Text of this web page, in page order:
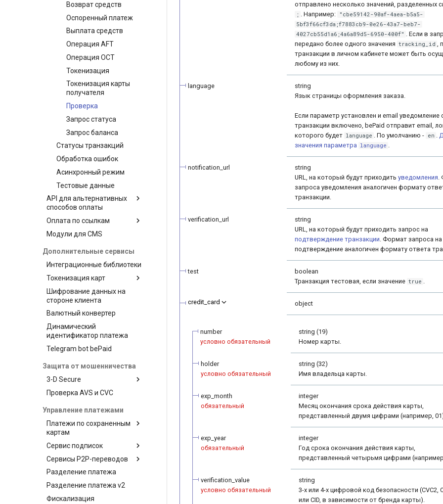
МТС Деньги
МТС Деньги 2
NetBanking
ЧАСТКАМI (онлайн-
кредит Паритетбанк)
PayU
QPay
QIWI Кошелек
Прием платежей через
терминалы QIWI
SberPay
Система Быстрых
Платежей (SBP)
SlickPay (deeplink)
публичного ключа
Получение токена
платежа
Кастомизация
виджета и платежной
страницы
Базовая кастомизация
Углубленная
кастомизация
Запуск виджета с
данными из веб-формы
Перенаправление
клиента на страницу
магазина
Запрос статуса
транзакции по токену
Возврат средств
Оспоренный платеж
Выплата средств
Операция AFT
Операция OCT
Токенизация
Токенизация карты
получателя
Проверка
Запрос статуса
Запрос баланса
Статусы транзакций
Обработка ошибок
Асинхронный режим
Тестовые данные
API для альтернативных
способов оплаты
Типы транзакций
Оплата
Выплата средств
транзакции
Доказательство
транзакции
Запрос статуса
Запрос баланса
Запрос валют и сетей
Статусы транзакций
уведомления
Тестирование
Оплата по ссылкам
Управление продуктами и
кабинете
Управление продуктами и
Модули для CMS
Дополнительные сервисы
Интеграционные библиотеки
Токенизация карт
Сервис токенизации от
провайдера
Visa Token Service
Изображения платежных
карт
Шифрование данных на
стороне клиента
Валютный конвертер
Динамический
идентификатор платежа
Telegram bot bePaid
Защита от мошенничества
3-D Secure
3-D Secure version 1
Проверка AVS и CVC
Управление платежами
Платежи по сохраненным
картам
Запрос на взимание
Сервис подписок
Планы
Клиенты
Подписки
Сервисы P2P-переводов
API для P2P-переводов
Платежная страница для
Разделение платежа
Разделение платежа v2
Фискализация
отправлено несколько значений, разделенных
; . Например:
"cbe59142-90af-4aea-b5a5-
5bf3f66cf3da;f7883cb9-0e26-43a7-beb7-
4027cb55d1a6;4a6a89d5-6950-400f"
. Если в
передано более одного значения tracking_id
,
транзакции в личном кабинете может быть
любому из них.
language
string
Язык страницы оформления заказа.
Если параметр установлен и email уведомление
транзакции включено, bePaid отправит email,
которого будет language . По умолчанию - en
значения параметра language
notification_url
string
URL, на который будут приходить уведомления
запроса уведомления аналогичен формату
транзакции.
verification_url
string
URL, на который будут приходить запрос на
подтверждение транзакции . Формат запроса на
подтверждение аналогичен формату ответа
test
boolean
Транзакция тестовая, если значение true
credit_card object
number
условно обязательный
string (19)
Номер карты.
holder
условно обязательный
string (32)
Имя владельца карты.
exp_month
обязательный
integer
Месяц окончания срока действия карты,
представленный двумя цифрами (например,
exp_year
обязательный
integer
Год срока окончания действия карты,
представленный четырьмя цифрами
verification_value
условно обязательный
string
3-х или 4-х цифровой код безопасности (CVC2,
или CID, в зависимости от бренда карты).